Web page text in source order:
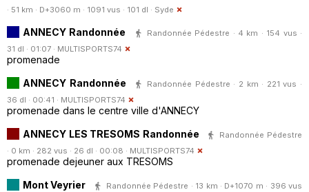
· 51 km · D+3060 m · 1091 vus · 101 dl · Syde
ANNECY Randonnée
Randonnée Pédestre · 4 km · 154 vus ·
31 dl · 01:07 · MULTISPORTS74
promenade
ANNECY Randonnée
Randonnée Pédestre · 2 km · 221 vus ·
36 dl · 00:41 · MULTISPORTS74
promenade dans le centre ville d'ANNECY
ANNECY LES TRESOMS Randonnée
Randonnée Pédestre
· 0 km · 282 vus · 26 dl · 00:08 · MULTISPORTS74
promenade dejeuner aux TRESOMS
Mont Veyrier
Randonnée Pédestre · 13 km · D+1070 m · 396 vus